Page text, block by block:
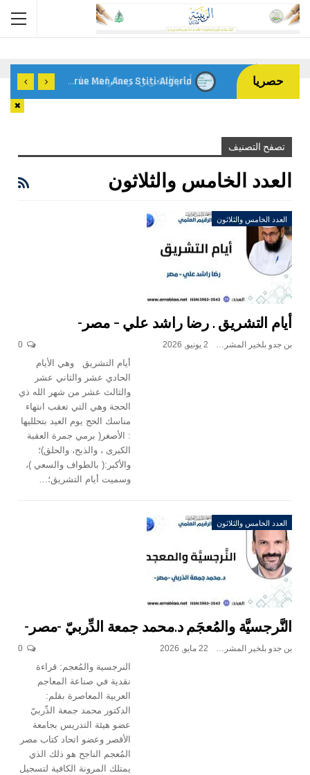
أعداد المجلة
حصريا Gaza: Where Faith Shapes True Men.Anes Stiti-Algeria-
تصفح التصنيف
العدد الخامس والثلاثون
العدد الخامس والثلاثون
أيام التشريق . رضا راشد علي – مصر-
بن جدو بلخير المشرف العام 2 يونيو, 2026
أيام التشريق وهي الأيام
الحادي عشر والثاني عشر
والثالث عشر من شهر الله ذي
الحجة وهي التي تعقب انتهاء
مناسك الحج يوم العيد بتحلليها
: الأصغر( برمي جمرة العقبة
الكبرى ، والذبح، والحلق)؛
والأكبر:( بالطواف والسعي )،
وسميت أيام التشريق؛…
العدد الخامس والثلاثون
النَّرجسيَّة والمُعجَم د.محمد جمعة الدِّربيّ -مصر-
بن جدو بلخير المشرف العام 22 مايو, 2026
النرجسية والمُعجم: قراءة
نقدية في صناعة المعاجم
العربية المعاصرة بقلم:
الدكتور محمد جمعة الدِّربيّ
عضو هيئة التدريس بجامعة
الأقصر وعضو اتحاد كتاب مصر
المُعجم الناجح هو ذلك الذي
يمتلك المرونة الكافية لتسجيل